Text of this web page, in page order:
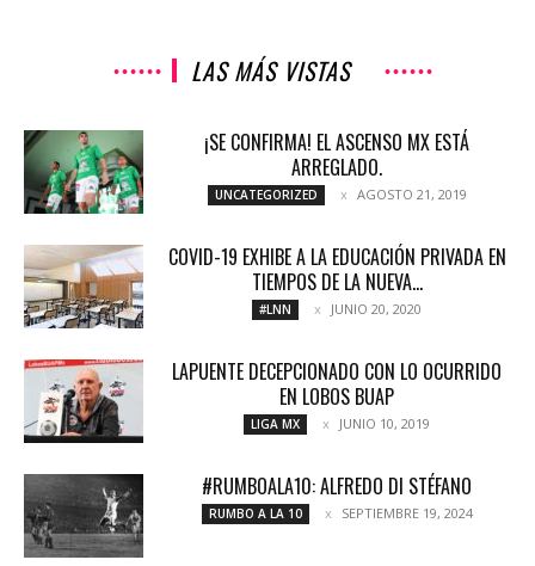
LAS MÁS VISTAS
¡SE CONFIRMA! EL ASCENSO MX ESTÁ
ARREGLADO.
UNCATEGORIZED AGOSTO 21, 2019
COVID-19 EXHIBE A LA EDUCACIÓN PRIVADA EN
TIEMPOS DE LA NUEVA...
#LNN JUNIO 20, 2020
LAPUENTE DECEPCIONADO CON LO OCURRIDO
EN LOBOS BUAP
LIGA MX JUNIO 10, 2019
#RUMBOALA10: ALFREDO DI STÉFANO
RUMBO A LA 10 SEPTIEMBRE 19, 2024